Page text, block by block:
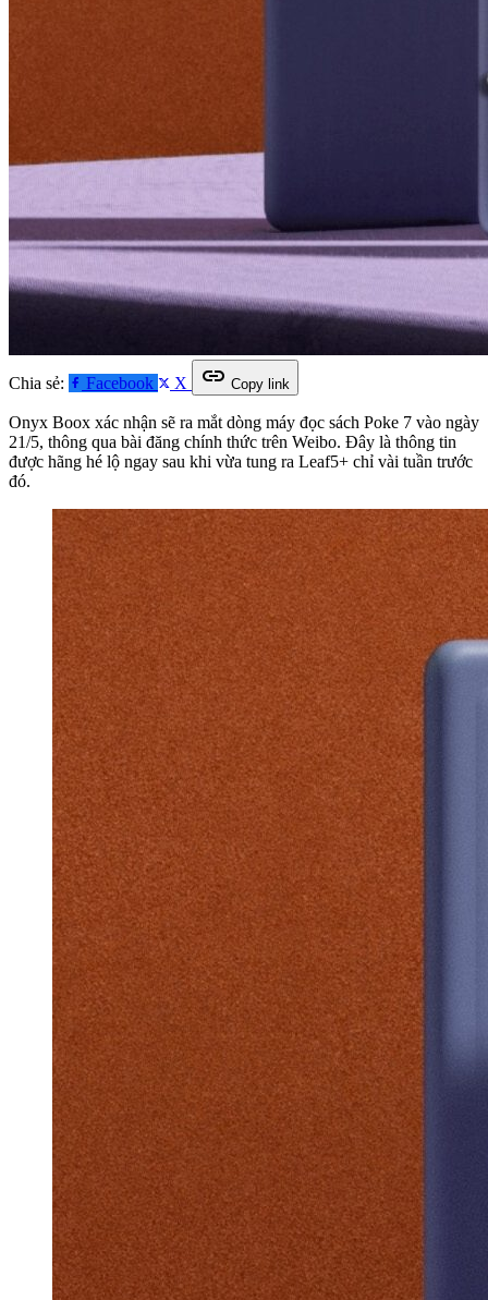
Chia sẻ: Facebook X link Copy link
Onyx Boox xác nhận sẽ ra mắt dòng máy đọc sách Poke 7 vào ngày
21/5, thông qua bài đăng chính thức trên Weibo. Đây là thông tin
được hãng hé lộ ngay sau khi vừa tung ra Leaf5+ chỉ vài tuần trước
đó.